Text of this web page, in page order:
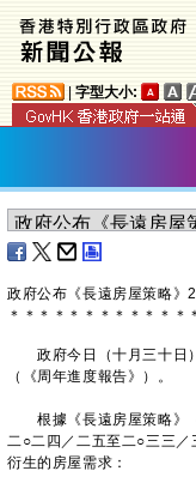
字型大小:
政府公布《長遠房屋策略》
＊ ＊ ＊ ＊ ＊ ＊ ＊ ＊ ＊ ＊ ＊ ＊
政府今日（十月三十日
（《周年進度報告》）。
根據《長遠房屋策略》（
二○二四／二五至二○三三
衍生的房屋需求：